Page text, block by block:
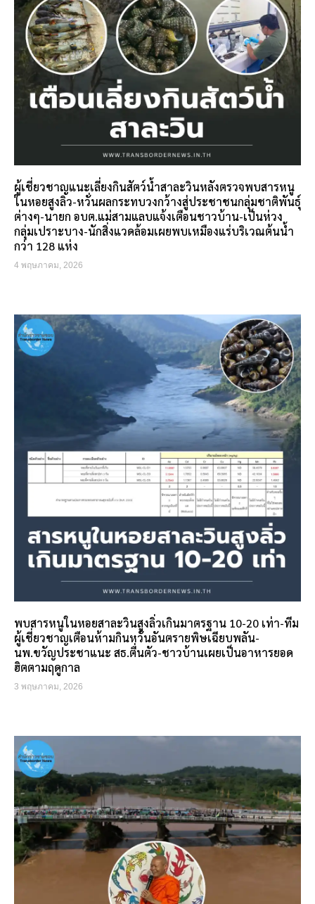
ผู้เชี่ยวชาญแนะเลี่ยงกินสัตว์น้ำสาละวินหลังตรวจพบสารหนู
ในหอยสูงลิ่ว-หวั่นผลกระทบวงกว้างสู่ประชาชนกลุ่มชาติพันธุ์
ต่างๆ-นายก อบต.แม่สามแลบแจ้งเตือนชาวบ้าน-เป็นห่วง
กลุ่มเปราะบาง-นักสิ่งแวดล้อมเผยพบเหมืองแร่บริเวณต้นน้ำ
กว่า 128 แห่ง
4 พฤษภาคม, 2026
พบสารหนูในหอยสาละวินสูงลิ่วเกินมาตรฐาน 10-20 เท่า-ทีม
ผู้เชี่ยวชาญเตือนห้ามกินหวั่นอันตรายพิษเฉียบพลัน-
นพ.ขวัญประชาแนะ สธ.ตื่นตัว-ชาวบ้านเผยเป็นอาหารยอด
ฮิตตามฤดูกาล
3 พฤษภาคม, 2026